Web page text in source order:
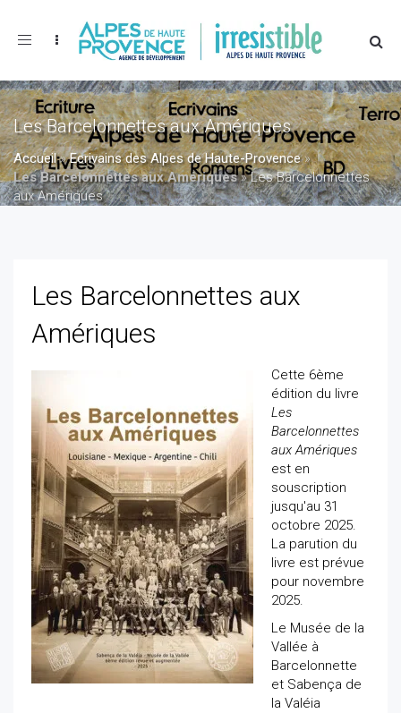
Toggle
Les Barcelonnettes aux Amériques
Accueil»Ecrivains des Alpes de Haute-Provence»
Les Barcelonnettes aux Amériques»Les Barcelonnettes
aux Amériques
Les Barcelonnettes aux
Amériques
Cette 6ème
édition du livre
Les
Barcelonnettes
aux Amériques
est en
souscription
jusqu'au 31
octobre 2025.
La parution du
livre est prévue
pour novembre
2025.
Le Musée de la
Vallée à
Barcelonnette
et Sabença de
la Valéia